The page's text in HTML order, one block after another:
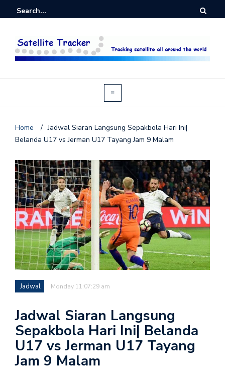
Home / Jadwal Siaran Langsung Sepakbola Hari Ini|
Belanda U17 vs Jerman U17 Tayang Jam 9 Malam
Jadwal Monday 11:07:29 am
Jadwal Siaran Langsung
Sepakbola Hari Ini| Belanda
U17 vs Jerman U17 Tayang
Jam 9 Malam